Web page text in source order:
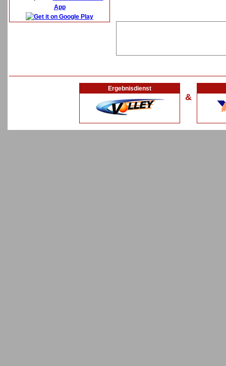
App
Ergebnisdienst
&